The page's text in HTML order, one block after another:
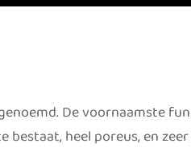
De voornaamste
heel poreus, en